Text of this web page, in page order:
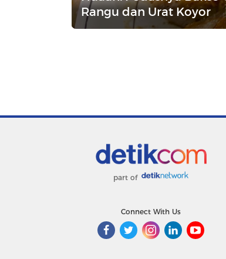
Rangu dan Urat Koyor
part of
Connect With Us